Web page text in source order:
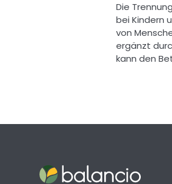
Die
bei Kindern
von
ergänzt
kann den